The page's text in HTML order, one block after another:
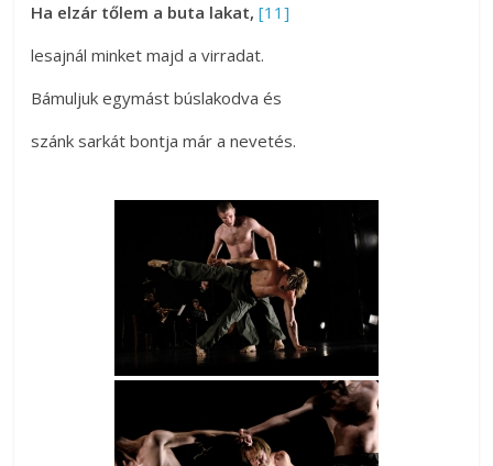
Ha elzár tőlem a buta lakat,[11]
lesajnál minket majd a virradat.
Bámuljuk egymást búslakodva és
szánk sarkát bontja már a nevetés.